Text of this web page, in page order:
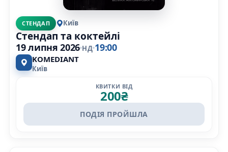
СТЕНДАП Київ
Стендап та коктейлі
19 липня 2026 НД 19:00
KOMEDIANT
Київ
КВИТКИ ВІД
200₴
ПОДІЯ ПРОЙШЛА